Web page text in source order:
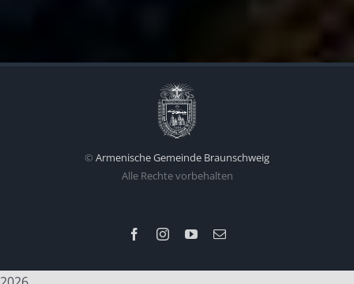
© Armenische Gemeinde Braunschweig
Alle Rechte vorbehalten
FacebookInstagramYouTube
E-